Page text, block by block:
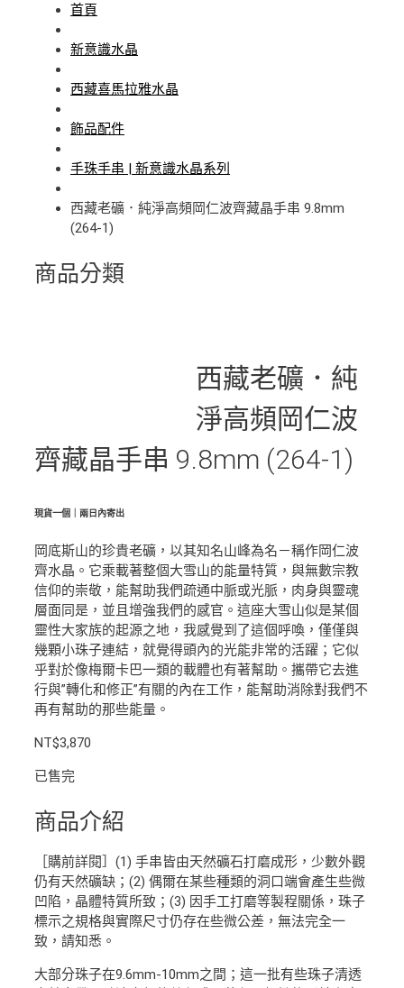
首頁
新意識水晶
西藏喜馬拉雅水晶
飾品配件
手珠手串 | 新意識水晶系列
西藏老礦．純淨高頻岡仁波齊藏晶手串 9.8mm
(264-1)
商品分類
西藏老礦．純
淨高頻岡仁波
齊藏晶手串 9.8mm (264-1)
現貨一個｜兩日內寄出
岡底斯山的珍貴老礦，以其知名山峰為名－稱作岡仁波
齊水晶。它乘載著整個大雪山的能量特質，與無數宗教
信仰的崇敬，能幫助我們疏通中脈或光脈，肉身與靈魂
層面同是，並且增強我們的感官。這座大雪山似是某個
靈性大家族的起源之地，我感覺到了這個呼喚，僅僅與
幾顆小珠子連結，就覺得頭內的光能非常的活躍；它似
乎對於像梅爾卡巴一類的載體也有著幫助。攜帶它去進
行與”轉化和修正”有關的內在工作，能幫助消除對我們不
再有幫助的那些能量。
NT$3,870
已售完
商品介紹
［購前詳閱］(1) 手串皆由天然礦石打磨成形，少數外觀
仍有天然礦缺；(2) 偶爾在某些種類的洞口端會產生些微
凹陷，晶體特質所致；(3) 因手工打磨等製程關係，珠子
標示之規格與實際尺寸仍存在些微公差，無法完全一
致，請知悉。
大部分珠子在9.6mm-10mm之間；這一批有些珠子清透